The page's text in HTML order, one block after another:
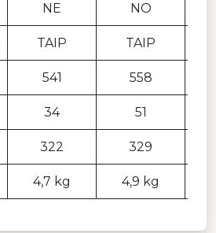
NE NO
TAIP TAIP
541 558
34 51
322 329
4,7 kg 4,9 kg